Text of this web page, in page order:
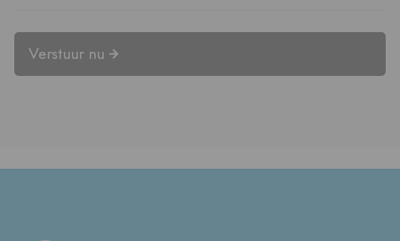
Verstuur nu